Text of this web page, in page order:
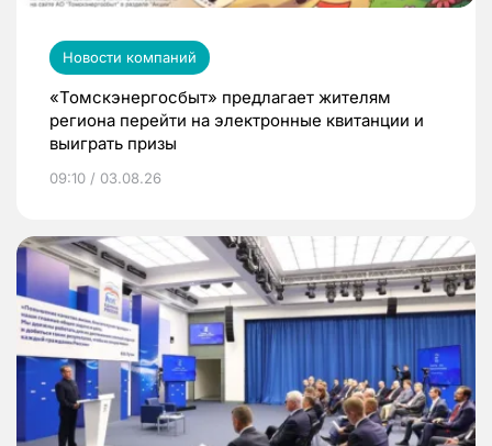
Новости компаний
«Томскэнергосбыт» предлагает жителям
региона перейти на электронные квитанции и
выиграть призы
09:10 / 03.08.26